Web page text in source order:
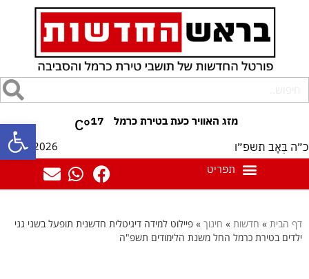
פתח 17
°C
כ״ה בְּאָב תשפ״ו 08/08/2026
דף הבית » חדשות » חינוך » פיילוט למידה דיגיטלית חדשנית תופעל בשני גני
ילדים בטירת כרמל החל משנת הלימודים תשפ"ה